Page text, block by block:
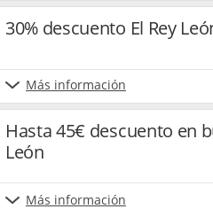
30% descuento El Rey
Más información
Hasta 45€ descuento en
León
Más información